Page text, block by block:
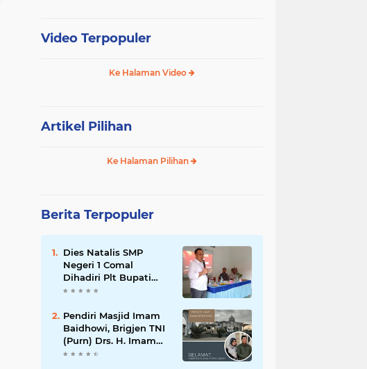
Video Terpopuler
Ke Halaman Video
Artikel Pilihan
Ke Halaman Pilihan
Berita Terpopuler
Dies Natalis SMP
Negeri 1 Comal
Dihadiri Plt Bupati
Pemalang Nurkholis
Pendiri Masjid Imam
Baidhowi, Brigjen TNI
(Purn) Drs. H. Imam
Baidhowi, M.M., C. Fr.A